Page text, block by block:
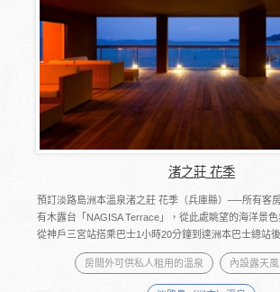
渚之莊 花季
預訂淡路島洲本溫泉渚之莊 花季（兵庫縣）──所有客
有木露台「NAGISA Terrace」，從此處眺望的海洋景色
從神戶三宮站搭乘巴士1小時20分鐘到達洲本巴士總站
房間外可供私人租用的溫泉 內設露天